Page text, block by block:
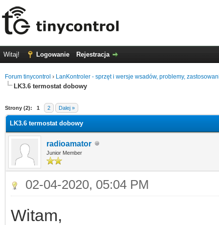
Witaj! Logowanie Rejestracja
Forum tinycontrol › LanKontroler - sprzęt i wersje wsadów, problemy,
LK3.6 termostat dobowy
Strony (2): 1 2 Dalej »
LK3.6 termostat dobowy
radioamator
Junior Member
02-04-2020, 05:04 PM
Witam,